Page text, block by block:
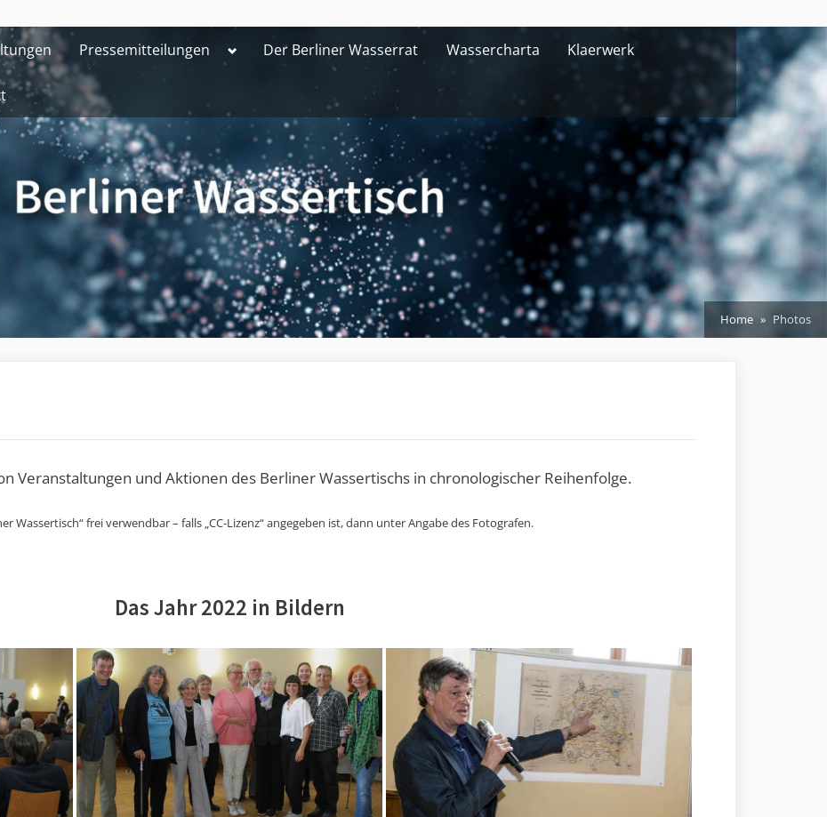
Pressemitteilungen ToggleDer Berliner Wasserrat Wassercharta Klaerwerk
Home Photos
Veranstaltungen und Aktionen des Berliner Wassertischs in chronologischer Reihenfolge.
Wassertisch“ frei verwendbar – falls „CC-Lizenz“ angegeben ist, dann unter Angabe des Fotografen.
Das Jahr 2022 in Bildern